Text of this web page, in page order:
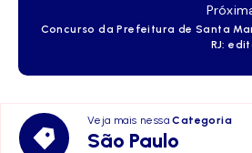
Concurso da Prefeitura de Santa
RJ:
Veja mais nessaCategoria
São Paulo
São
Paulo